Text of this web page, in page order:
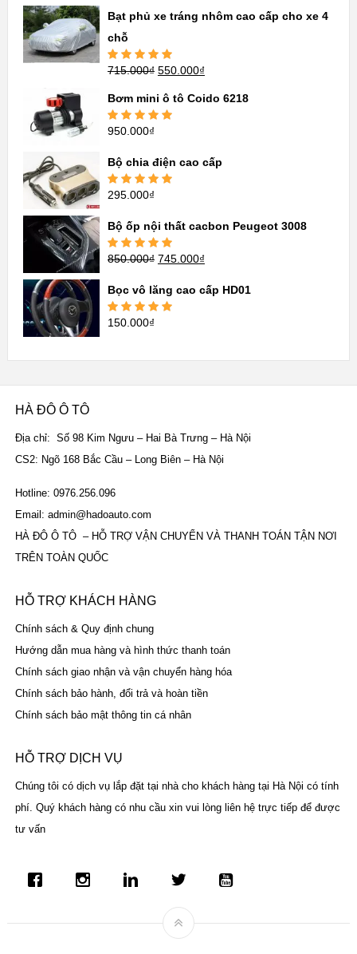
Bạt phủ xe tráng nhôm cao cấp cho xe 4
chỗ
Được xếp
sao
715.000₫ 550.000₫
Bơm mini ô tô Coido 6218
Được xếp
950.000₫
Bộ chia điện cao cấp
Được xếp
295.000₫
Bộ ốp nội thất cacbon Peugeot 3008
Được xếp
850.000₫ 745.000₫
Bọc vô lăng cao cấp HD01
Được xếp
150.000₫
HÀ ĐÔ Ô TÔ
Địa chỉ: Số 98 Kim Ngưu – Hai Bà Trưng – Hà Nội
CS2: Ngõ 168 Bắc Cầu – Long Biên – Hà Nội
Hotline: 0976.256.096
Email: admin@hadoauto.com
HÀ ĐÔ Ô TÔ – HỖ TRỢ VẬN CHUYỂN VÀ THANH TOÁN TẬN NƠI
TRÊN TOÀN QUỐC
HỖ TRỢ KHÁCH HÀNG
Chính sách & Quy định chung
Hướng dẫn mua hàng và hình thức thanh toán
Chính sách giao nhận và vận chuyển hàng hóa
Chính sách bảo hành, đổi trả và hoàn tiền
Chính sách bảo mật thông tin cá nhân
HỖ TRỢ DỊCH VỤ
Chúng tôi có dịch vụ lắp đặt tại nhà cho khách hàng tại Hà Nội có tính
phí. Quý khách hàng có nhu cầu xin vui lòng liên hệ trực tiếp để được
tư vấn